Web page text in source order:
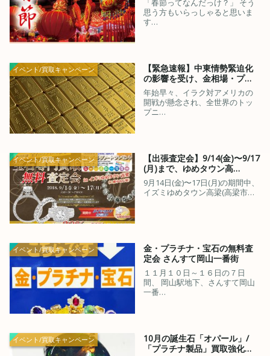
「春節ってなんだっけ？」 そう
思う方もいらっしゃると思いま
す…
イベント/買取キャンペーン
【緊急速報】中東情勢緊迫化
の影響を受け、金相場・プ…
年始早々、イラク対アメリカの
開戦が懸念され、全世界のトッ
プニ…
イベント/買取キャンペーン
【出張査定会】9/14(金)〜9/17
(月)まで、ゆめタウン高…
9月14日(金)〜17日(月)の期間中、
イズミゆめタウン高梁(高梁市…
イベント/買取キャンペーン
金・プラチナ・宝石の無料査
定会 さんすて岡山一番街
１１月１０日～１６日の７日
間、 岡山駅地下、さんすて岡山
一番…
イベント/買取キャンペーン
10月の誕生石「オパール」/
「プラチナ製品」買取強化…